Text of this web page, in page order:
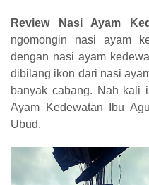
Review Nasi Ayam
ngomongin nasi ayam
dengan nasi ayam
dibilang ikon dari nasi
banyak cabang. Nah kali
Ayam Kedewatan Ibu
Ubud.